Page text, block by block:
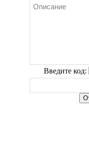
Введите код: